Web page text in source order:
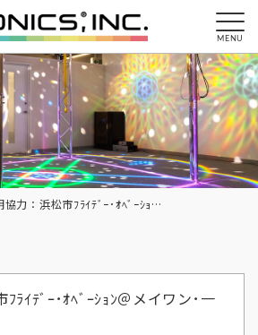
MENU
照明協力：浜松市ﾌﾗｲﾃﾞｰ･ｵﾍﾞｰｼｮﾝ＠メイワン･一条タワー
ﾗｲﾃﾞｰ･ｵﾍﾞｰｼｮﾝ＠メイワン･一